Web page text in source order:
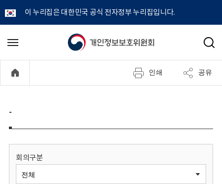
이 누리집은 대한민국 공식 전자정부 누리집입니다.
개
정
보
메
기
검
인쇄 공유
-
회의구분